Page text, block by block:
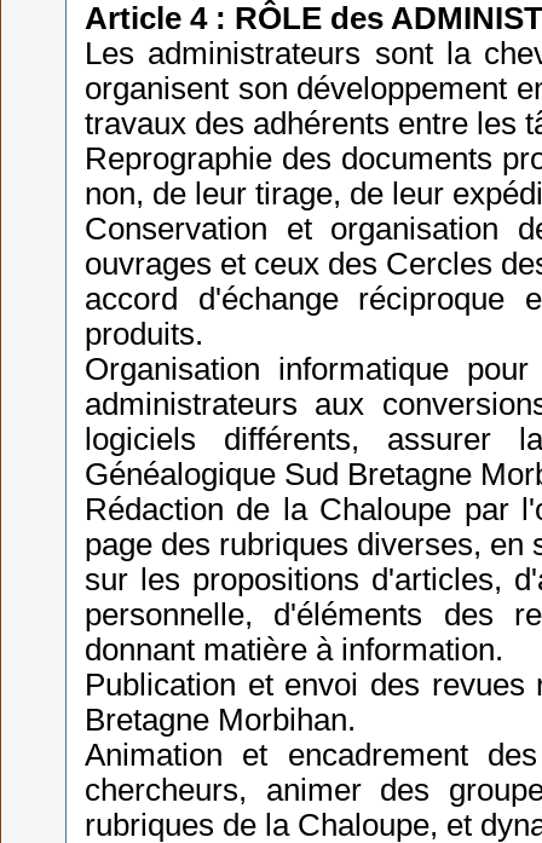
Article 4 : RÔLE des
Les administrateurs sont la
organisent son développement
travaux des adhérents entre les
Reprographie des documents
non, de leur tirage, de leur
Conservation et organisation
ouvrages et ceux des Cercles
accord d'échange
produits.
Organisation informatique
administrateurs aux
logiciels différents, assurer
Généalogique Sud Bretagne
Rédaction de la Chaloupe par
page des rubriques diverses, en
sur les propositions d'articles,
personnelle, d'éléments des
donnant matière à information.
Publication et envoi des
Bretagne Morbihan.
Animation et encadrement
chercheurs, animer des
rubriques de la Chaloupe, et